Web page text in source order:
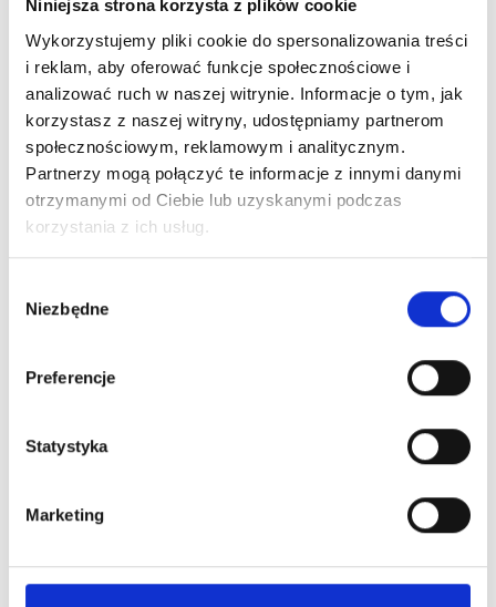
Niniejsza strona korzysta z plików cookie
Wykorzystujemy pliki cookie do spersonalizowania treści
i reklam, aby oferować funkcje społecznościowe i
analizować ruch w naszej witrynie. Informacje o tym, jak
korzystasz z naszej witryny, udostępniamy partnerom
społecznościowym, reklamowym i analitycznym.
Partnerzy mogą połączyć te informacje z innymi danymi
otrzymanymi od Ciebie lub uzyskanymi podczas
korzystania z ich usług.
zgody
Niezbędne
Preferencje
Statystyka
Marketing
Zobacz również
Adapter podróżny
253,50zł netto
Action
DV609
155,14